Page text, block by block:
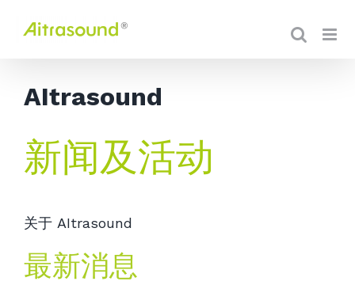
AItrasound
新闻及活动
关于 AItrasound
最新消息